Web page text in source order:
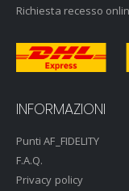
Richiesta recesso
INFORMAZIONI
Punti AF_FIDELITY
F.A.Q.
Privacy policy